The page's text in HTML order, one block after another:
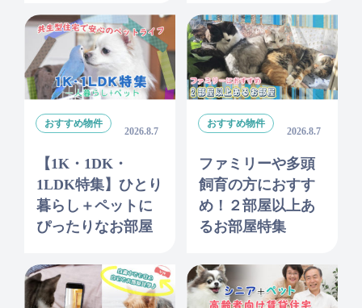
おすすめ物件
2026.8.7
【1K・1DK・
1LDK特集】ひとり
暮らし＋ペットに
ぴったりなお部屋
おすすめ物件
2026.8.7
ファミリーや多頭
飼育の方におすす
め！２部屋以上あ
るお部屋特集